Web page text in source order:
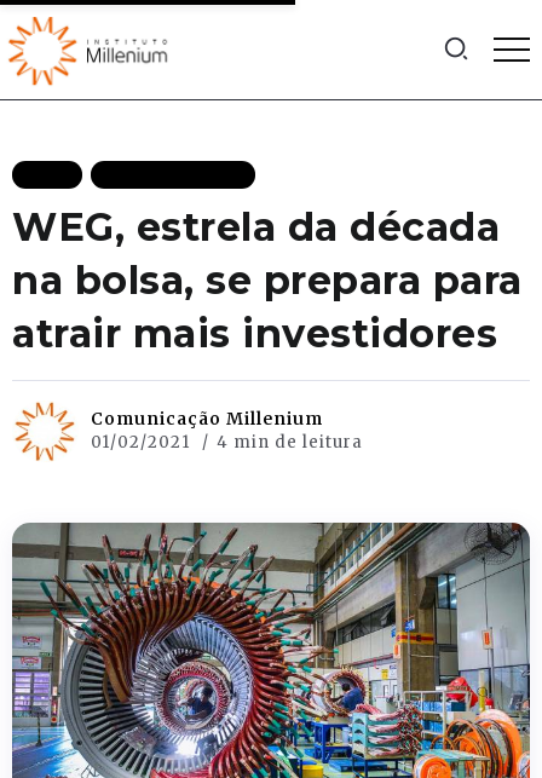
WEG, estrela da década
na bolsa, se prepara para
atrair mais investidores
Comunicação Millenium
01/02/2021 4 min de leitura